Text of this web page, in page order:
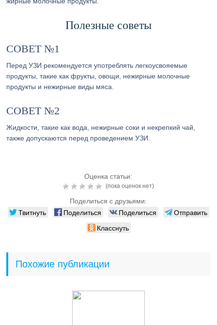
Полезные советы
СОВЕТ №1
Перед УЗИ рекомендуется употреблять легкоусвояемые
продукты, такие как фрукты, овощи, нежирные молочные
продукты и нежирные виды мяса.
СОВЕТ №2
Жидкости, такие как вода, нежирные соки и некрепкий чай,
также допускаются перед проведением УЗИ.
Оценка статьи:
(пока оценок нет)
Поделиться с друзьями:
Твитнуть Поделиться Поделиться
Отправить
Класснуть
Похожие публикации